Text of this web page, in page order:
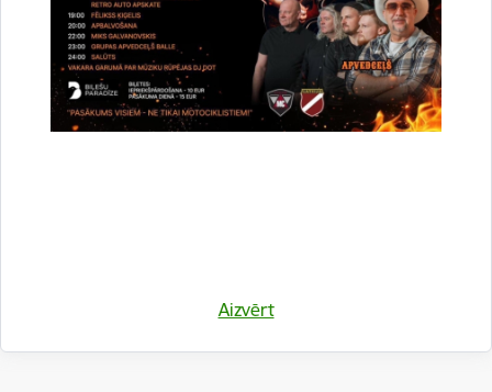
Aizvērt
Deputāts Jānis Barinskis izziņo iedzīvotāju
pieņemšanu septembrī
12.09.2025.
17.septembrī Plkst. 17.00 - 18.00 Beļavas tautas namā /Vienības 3, Beļavā/
Plkst. 18.15 - 19.15 Staru kultūras namā /Dārza iela 17, Staros/ 23.septembrī